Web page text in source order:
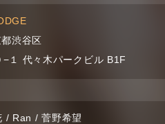
渋谷区
１ 代々木パークビル B1F
/ Ran / 菅野希望